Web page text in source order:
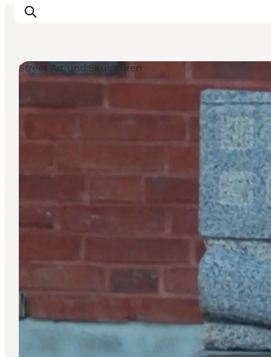
Erlebnisse
Städte und Regionen
Plane deine Reise
Street Art und Skulpturen